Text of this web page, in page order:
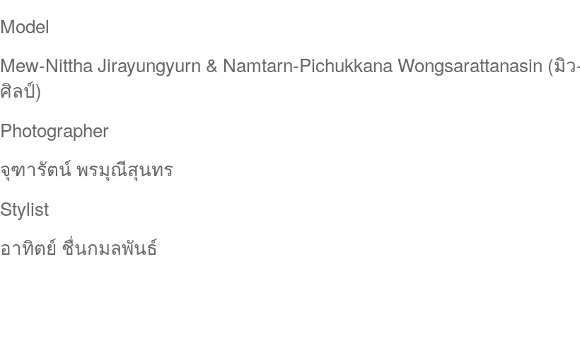
Model
Mew-Nittha Jirayungyurn & Namtarn-Pichukkana Wongsarattanasin
ศิลป์)
Photographer
จุฑารัตน์ พรมุณีสุนทร
Stylist
อาทิตย์ ชื่นกมลพันธ์